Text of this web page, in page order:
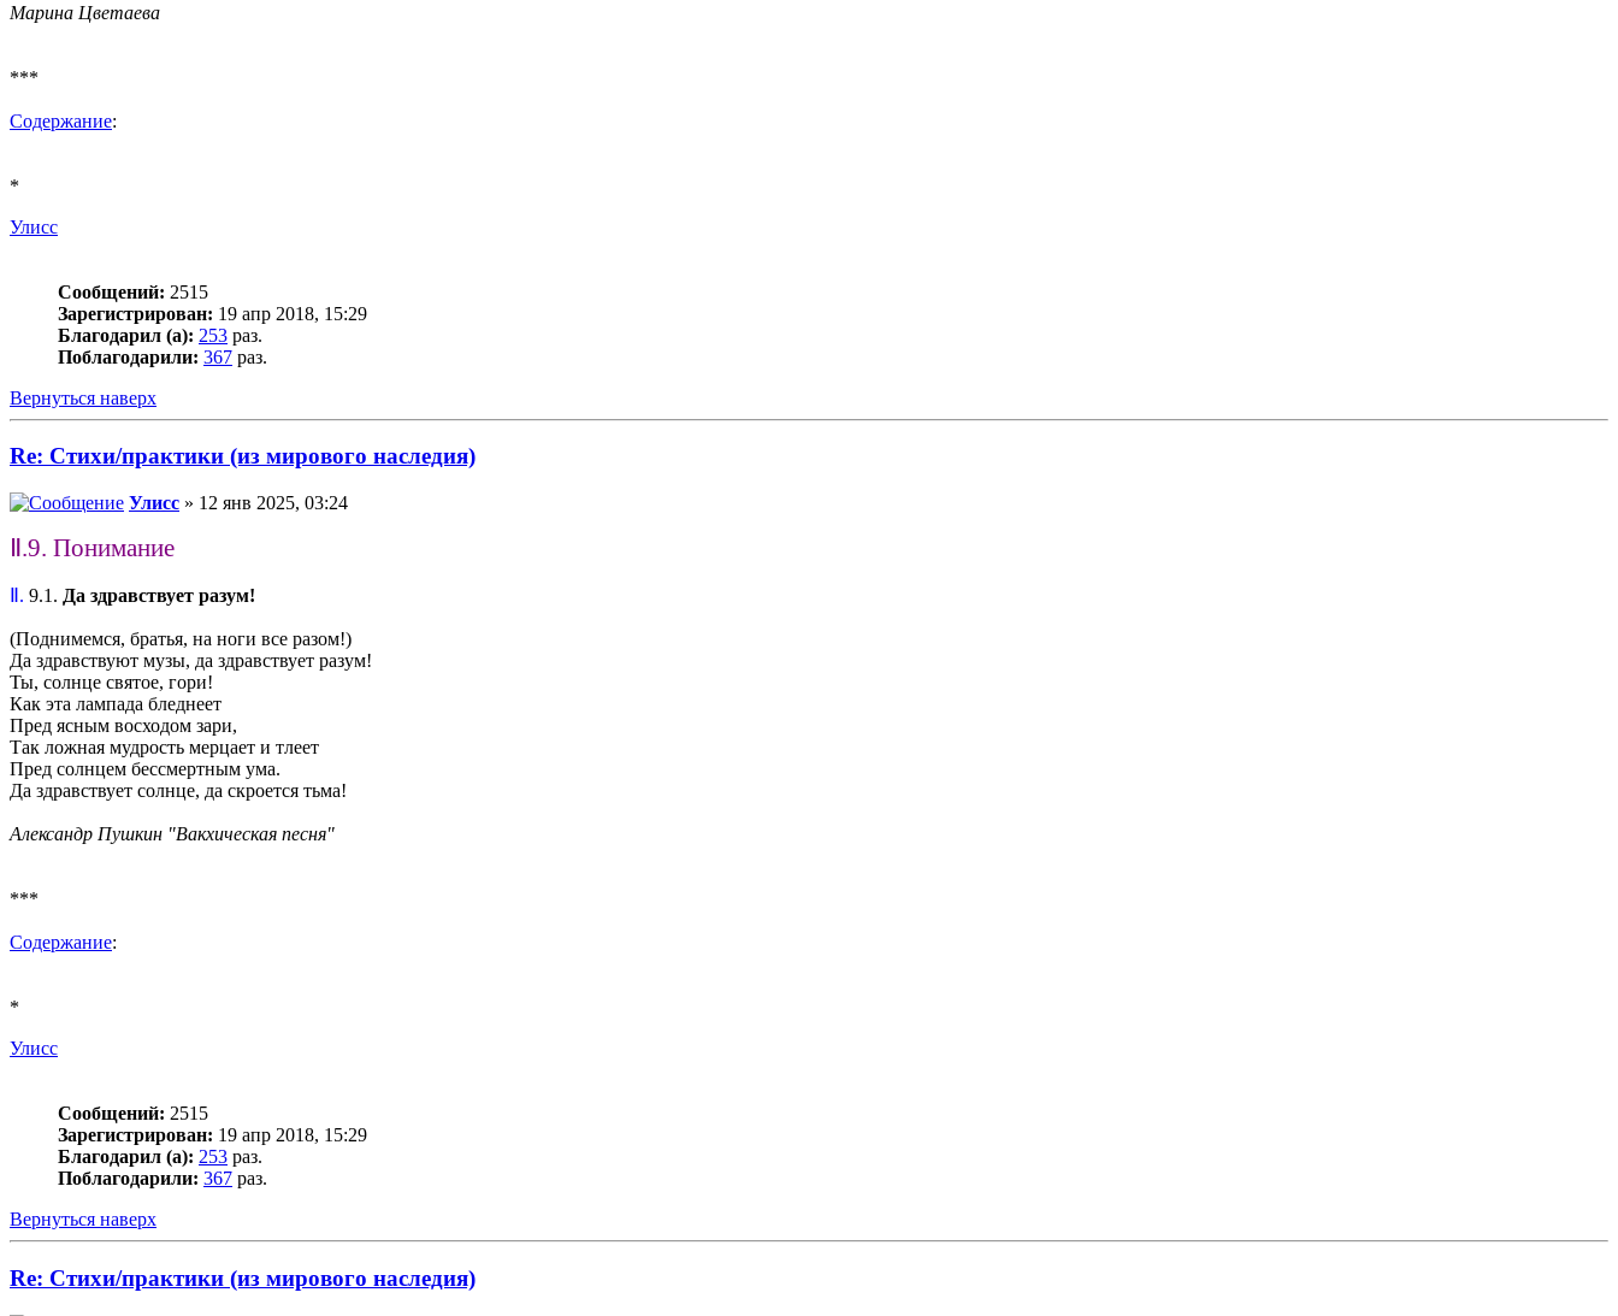
Марина Цветаева
***
Содержание:
*
Улисс
Сообщений: 2515
Зарегистрирован: 19 апр 2018, 15:29
Благодарил (а): 253 раз.
Поблагодарили: 367 раз.
Вернуться наверх
Re: Стихи/практики (из мирового наследия)
Улисс » 12 янв 2025, 03:24
Ⅱ.9. Понимание
Ⅱ. 9.1. Да здравствует разум!
(Поднимемся, братья, на ноги все разом!)
Да здравствуют музы, да здравствует разум!
Ты, солнце святое, гори!
Как эта лампада бледнеет
Пред ясным восходом зари,
Так ложная мудрость мерцает и тлеет
Пред солнцем бессмертным ума.
Да здравствует солнце, да скроется тьма!
Александр Пушкин "Вакхическая песня"
***
Содержание:
*
Улисс
Сообщений: 2515
Зарегистрирован: 19 апр 2018, 15:29
Благодарил (а): 253 раз.
Поблагодарили: 367 раз.
Вернуться наверх
Re: Стихи/практики (из мирового наследия)